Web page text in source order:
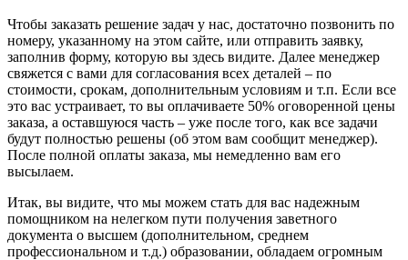
Чтобы заказать решение задач у нас, достаточно позвонить по
номеру, указанному на этом сайте, или отправить заявку,
заполнив форму, которую вы здесь видите. Далее менеджер
свяжется с вами для согласования всех деталей – по
стоимости, срокам, дополнительным условиям и т.п. Если все
это вас устраивает, то вы оплачиваете 50% оговоренной цены
заказа, а оставшуюся часть – уже после того, как все задачи
будут полностью решены (об этом вам сообщит менеджер).
После полной оплаты заказа, мы немедленно вам его
высылаем.
Итак, вы видите, что мы можем стать для вас надежным
помощником на нелегком пути получения заветного
документа о высшем (дополнительном, среднем
профессиональном и т.д.) образовании, обладаем огромным